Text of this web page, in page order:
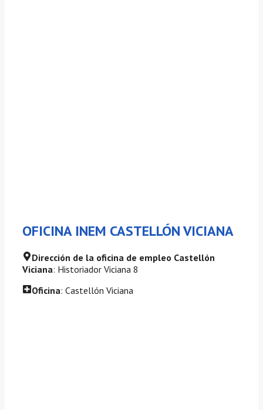
OFICINA INEM CASTELLÓN VICIANA
Dirección de la oficina de empleo Castellón
Viciana: Historiador Viciana 8
Oficina: Castellón Viciana